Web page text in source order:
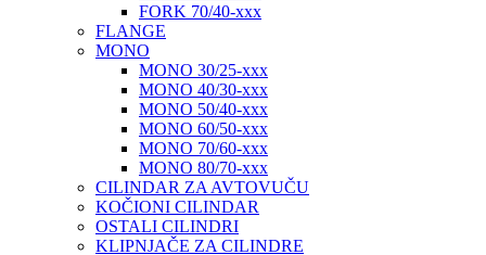
FORK 70/40-xxx
FLANGE
MONO
MONO 30/25-xxx
MONO 40/30-xxx
MONO 50/40-xxx
MONO 60/50-xxx
MONO 70/60-xxx
MONO 80/70-xxx
CILINDAR ZA AVTOVUČU
KOČIONI CILINDAR
OSTALI CILINDRI
KLIPNJAČE ZA CILINDRE